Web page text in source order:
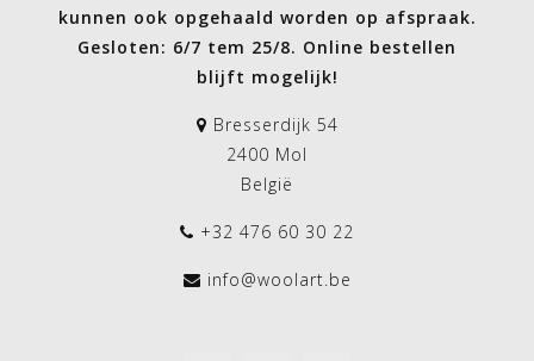
kunnen ook opgehaald worden op afspraak.
Gesloten: 6/7 tem 25/8. Online bestellen
blijft mogelijk!
Bresserdijk 54
2400 Mol
België
+32 476 60 30 22
info@woolart.be